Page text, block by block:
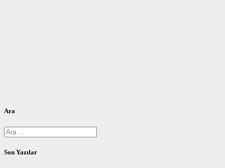
Ara
Arama:
Son Yazılar